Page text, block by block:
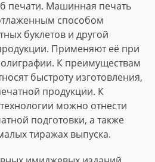
печати. Машинная печать
способом
буклетов и другой
Применяют её при
К преимуществам
быстроту изготовления,
продукции. К
можно отнести
подготовки, а также
тиражах выпуска.